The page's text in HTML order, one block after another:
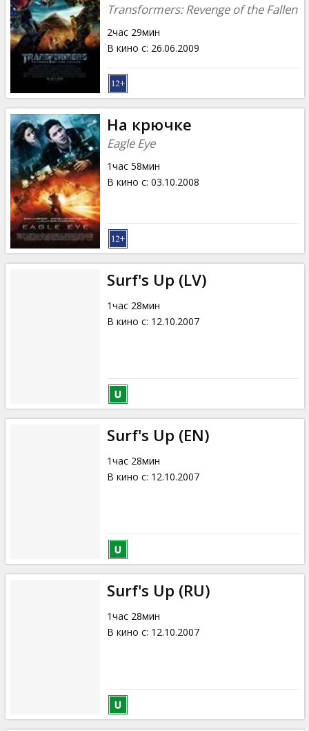
Transformers: Revenge of the Fallen
2час 29мин
В кино с: 26.06.2009
На крючке
Eagle Eye
1час 58мин
В кино с: 03.10.2008
Surf's Up (LV)
1час 28мин
В кино с: 12.10.2007
Surf's Up (EN)
1час 28мин
В кино с: 12.10.2007
Surf's Up (RU)
1час 28мин
В кино с: 12.10.2007